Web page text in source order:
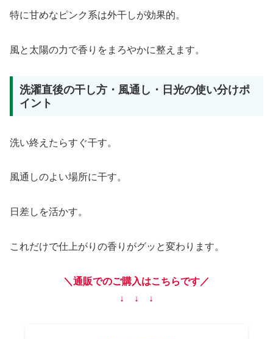
特に甘めなピンク系は外干しが効果的。
風と太陽の力で香りをまろやかに整えます。
洗濯直後の干し方・風通し・日光の使い分けポ
イント
洗い終えたらすぐ干す。
風通しのよい場所に干す。
日差しを活かす。
これだけで仕上がりの香りがグッと変わります。
＼通販でのご購入はこちらです／
↓ ↓ ↓